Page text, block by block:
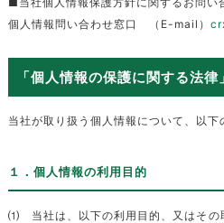
個⼈情報問い合わせ窓⼝ （E-mail）
「個人情報の保護に関する法
当社が取り扱う個人情報について、以下
１．個人情報の利用目的
⑴ 当社は、以下の利用目的、又はその